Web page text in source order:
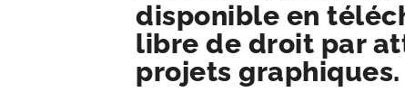
disponible en
libre de droit par
projets graphiques.